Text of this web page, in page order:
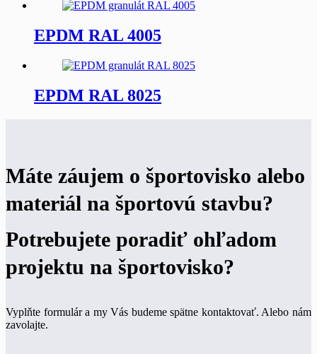
EPDM RAL 4005
EPDM RAL 8025
Máte záujem o športovisko alebo
materiál na športovú stavbu?
Potrebujete poradiť ohľadom
projektu na športovisko?
Vyplňte formulár a my Vás budeme spätne kontaktovať. Alebo nám
zavolajte.